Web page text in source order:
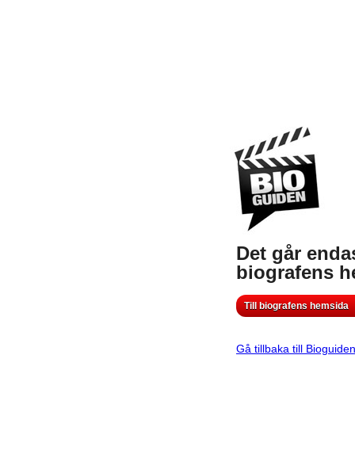
Det går
biografens
Till biografens hemsida
Gå tillbaka till Bioguiden